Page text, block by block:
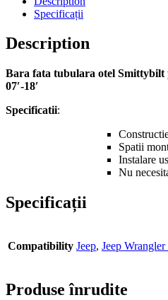
Specificații
Description
Bara fata tubulara otel
07′-18′
Specificatii:
Spatii
Instalare
Nu
Specificații
Compatibility Jeep, Jeep Wrangler
Produse înrudite